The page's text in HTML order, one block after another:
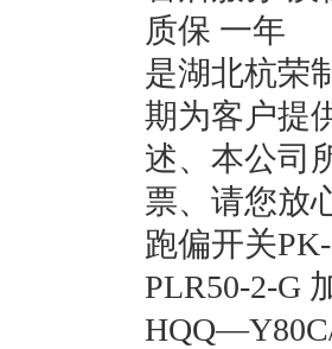
质保 一年
是湖北杭荣
期为客户提
述、本公司
票、请您放
跑偏开关
PLR50-2-G